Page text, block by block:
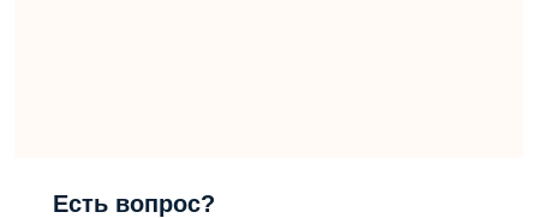
Есть вопрос?